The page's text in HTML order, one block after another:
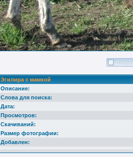
Эгилира с мамкой
Описание:
Слова для поиска:
Дата:
Просмотров:
Скачиваний:
Размер фотографии:
Добавлен: